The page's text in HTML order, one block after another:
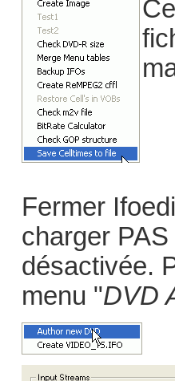
Fermer
charger
désactivée.
menu "DVD